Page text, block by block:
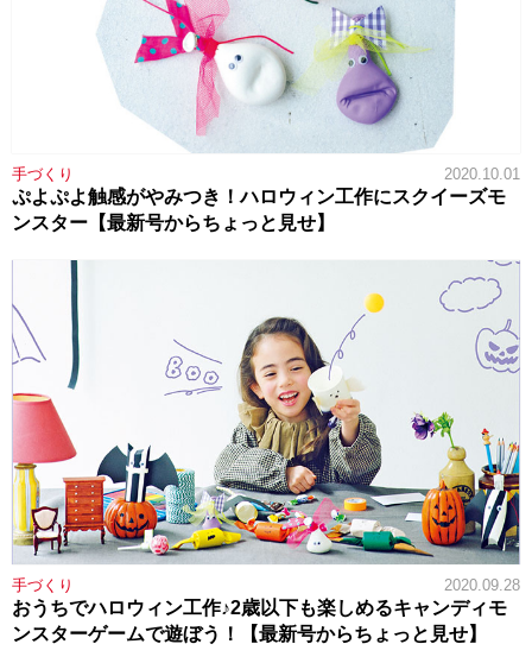
手づくり 2020.10.01
ぷよぷよ触感がやみつき！ハロウィン工作にスクイーズモ
ンスター【最新号からちょっと見せ】
手づくり 2020.09.28
おうちでハロウィン工作♪2歳以下も楽しめるキャンディモ
ンスターゲームで遊ぼう！【最新号からちょっと見せ】